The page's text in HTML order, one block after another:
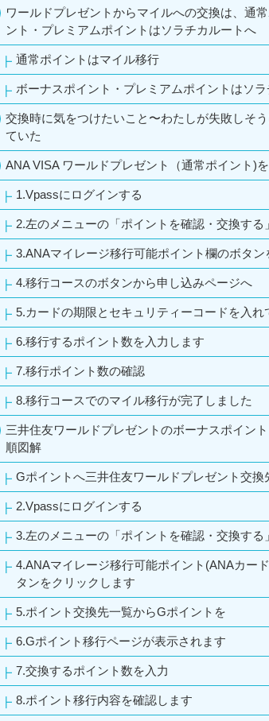
ワールドプレゼントからマイルへの交換は、通
ント・プレミアムポイントはソラチカルートへ
通常ポイントはマイル移行
ボーナスポイント・プレミアムポイントはソ
交換時に気をつけたいこと〜わたしが失敗しそ
ていた
ANA VISA ワールドプレゼント（通常ポイント)
1.Vpassにログインする
2.左のメニューの「ポイントを確認・交換する
3.ANAマイレージ移行可能ポイント欄のボタン
4.移行コースのボタンから申し込みページへ
5.カードの期限とセキュリティーコードを入れ
6.移行するポイント数を入力します
7.移行ポイント数の確認
8.移行コースでのマイル移行が完了しました
三井住友ワールドプレゼントのボーナスポイン
順図解
Gポイントへ三井住友ワールドプレゼント交
2.Vpassにログインする
3.左のメニューの「ポイントを確認・交換する
4.ANAマイレージ移行可能ポイント(ANAカー
タンをクリックします
5.ポイント交換先一覧からGポイントを
6.Gポイント移行ページが表示されます
7.交換するポイント数を入力
8.ポイント移行内容を確認します